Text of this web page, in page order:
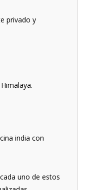
privado y
india con
uno de estos